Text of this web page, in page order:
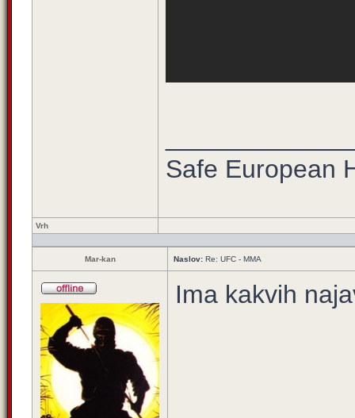
Safe European
Vrh
Mar-kan Naslov: Re: UFC - MMA
Ima kakvih